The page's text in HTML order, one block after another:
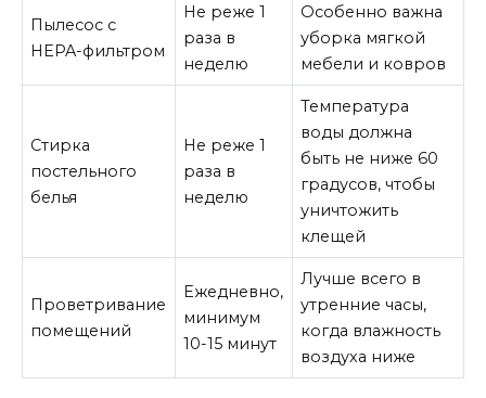
Пылесос с
HEPA-фильтром
Не реже 1
раза в
неделю
Особенно важна
уборка мягкой
мебели и ковров
Стирка
постельного
белья
Не реже 1
раза в
неделю
Температура
воды должна
быть не ниже 60
градусов, чтобы
уничтожить
клещей
Проветривание
помещений
Ежедневно,
минимум
10-15 минут
Лучше всего в
утренние часы,
когда влажность
воздуха ниже